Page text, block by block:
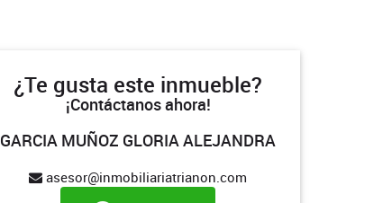
¿Te gusta este inmueble?
¡Contáctanos ahora!
GARCIA MUÑOZ GLORIA ALEJANDRA
asesor@inmobiliariatrianon.com